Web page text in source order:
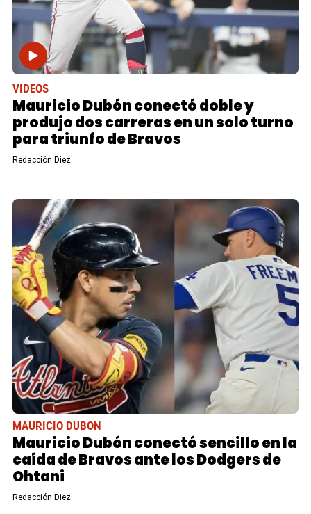
VIDEOS
Mauricio Dubón conectó doble y
produjo dos carreras en un solo turno
para triunfo de Bravos
Redacción Diez
MAURICIO DUBON
Mauricio Dubón conectó sencillo en la
caída de Bravos ante los Dodgers de
Ohtani
Redacción Diez